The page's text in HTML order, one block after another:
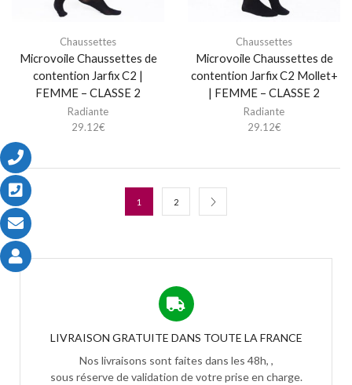
Chaussettes
Microvoile Chaussettes de
contention Jarfix C2 |
FEMME – CLASSE 2
Radiante
29.12€
Chaussettes
Microvoile Chaussettes de
contention Jarfix C2 Mollet+
| FEMME – CLASSE 2
Radiante
29.12€
1 2
LIVRAISON GRATUITE DANS TOUTE LA FRANCE
Nos livraisons sont faites dans les 48h, ,
sous réserve de validation de votre prise en charge.